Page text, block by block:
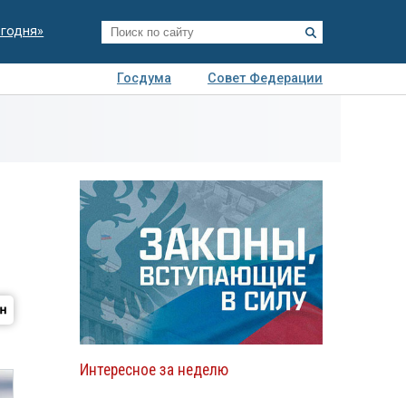
Госдума
Совет Федерации
Интересное за неделю